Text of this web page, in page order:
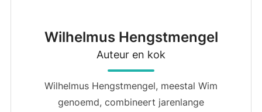
Wilhelmus Hengstmengel
Auteur en kok
Wilhelmus Hengstmengel, meestal Wim
genoemd, combineert jarenlange